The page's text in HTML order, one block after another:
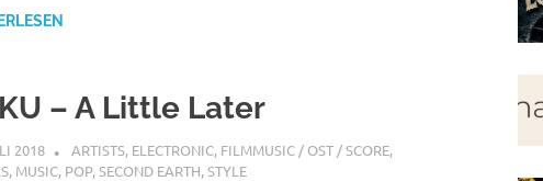
– A Little Later
2018 STEFANBRAUN
ARTISTS, ELECTRONIC, FILMMUSIC / OST / SCORE,
, MUSIC, POP,SECOND EARTH,STYLE